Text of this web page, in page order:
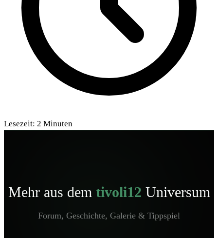
Lesezeit: 2 Minuten
Mehr aus dem tivoli12 Universum
Forum, Geschichte, Galerie & Tippspiel